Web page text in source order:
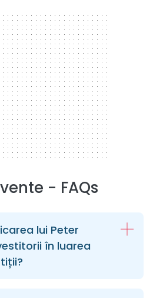
- FAQs
lui Peter
în luarea